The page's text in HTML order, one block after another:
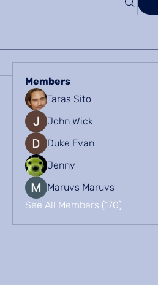
Members
Taras Sito
John Wick
Duke Evan
Jenny
Maruvs Maruvs
See All Members (170)